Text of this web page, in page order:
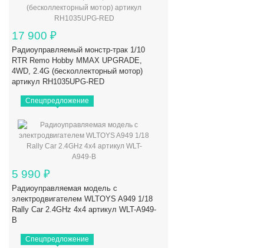
17 900 ₽
Радиоуправляемый монстр-трак 1/10
RTR Remo Hobby MMAX UPGRADE,
4WD, 2.4G (бесколлекторный мотор)
артикул RH1035UPG-RED
Спецпредложение
5 990 ₽
Радиоуправляемая модель с
электродвигателем WLTOYS A949 1/18
Rally Car 2.4GHz 4x4 артикул WLT-A949-
B
Спецпредложение